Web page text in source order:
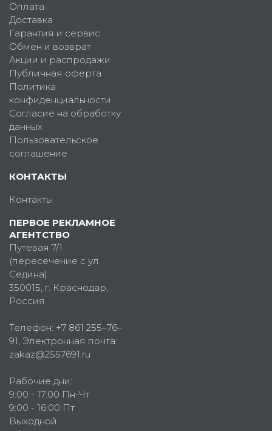
Оплата
Доставка
Гарантия и сервис
Обмен и возврат
Акции и распродажи
Публичная оферта
Политика
конфиденциальности
Согласие на обработку
данных
Пользовательское
соглашение
КОНТАКТЫ
Контакты
ПЕРВОЕ РЕКЛАМНОЕ
АГЕНТСТВО
Путевая 7/1
(пересечение с ул.
Седина)
350015, г. Краснодар,
Россия
Телефон: +7 861 255–76–
91, Электронная почта:
zakaz@2557691.ru
Рабочие дни:
9:00 - 17:00 Пн-Чт
9:00 - 16:00 Пт
Выходной: